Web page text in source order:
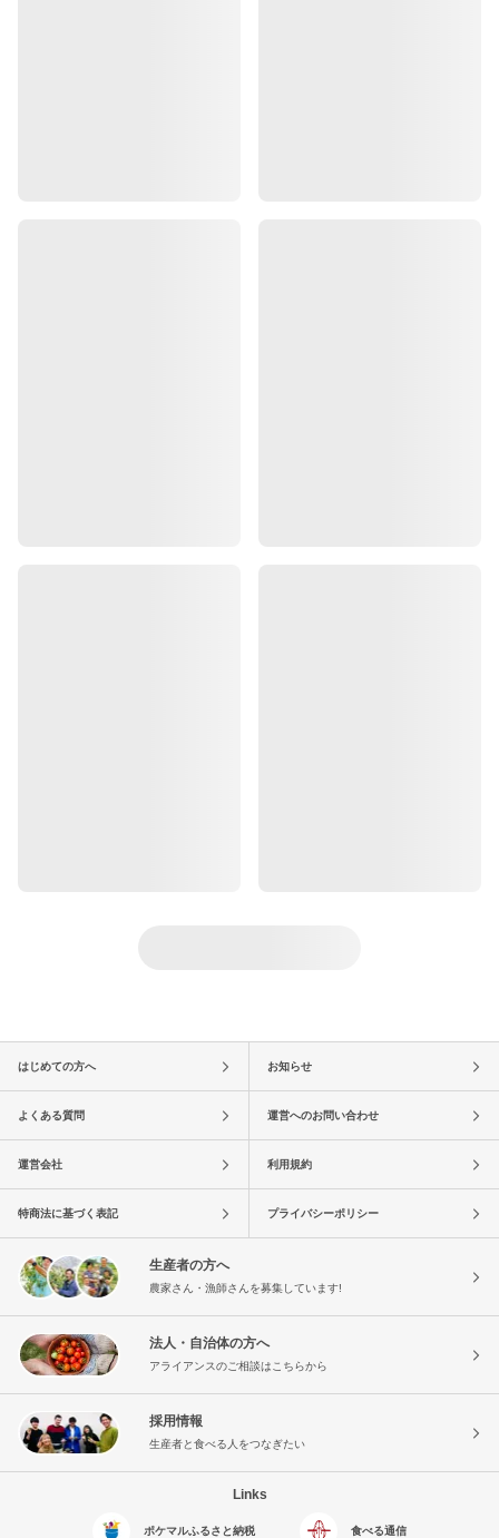
はじめての方へ お知らせ
よくある質問 運営へのお問い合わせ
運営会社 利用規約
特商法に基づく表記 プライバシーポリシー
生産者の方へ
農家さん・漁師さんを募集しています!
法人・自治体の方へ
アライアンスのご相談はこちらから
採用情報
生産者と食べる人をつなぎたい
Links
ポケマルふるさと納税 食べる通信